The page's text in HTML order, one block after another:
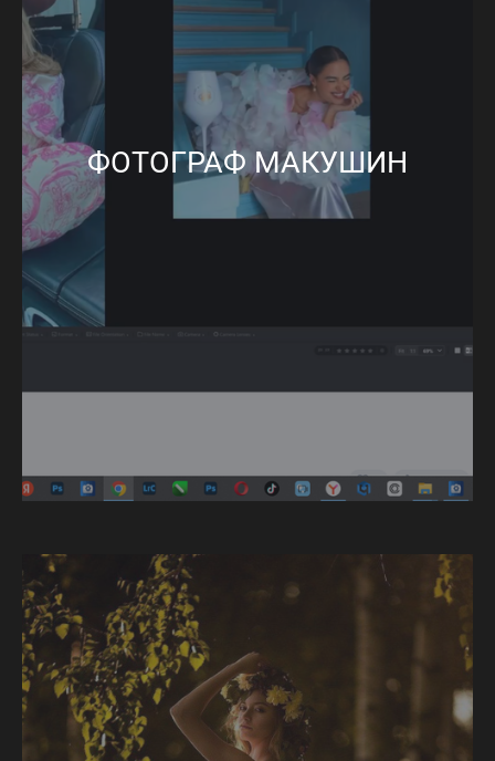
ФОТОГРАФ МАКУШИН